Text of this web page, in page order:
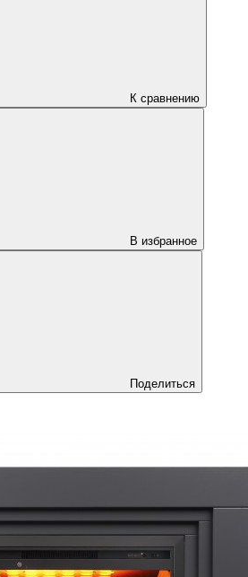
К сравнению
В избранное
Поделиться